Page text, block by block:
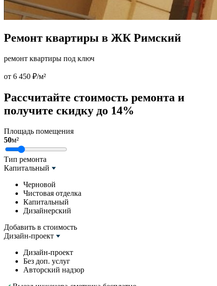
Ремонт квартиры в ЖК Римский
ремонт квартиры под ключ
от 6 450 ₽/м²
Рассчитайте стоимость ремонта и
получите скидку до 14%
Площадь помещения
50м²
Тип ремонта
Капитальный
Черновой
Чистовая отделка
Капитальный
Дизайнерский
Добавить в стоимость
Дизайн-проект
Дизайн-проект
Без доп. услуг
Авторский надзор